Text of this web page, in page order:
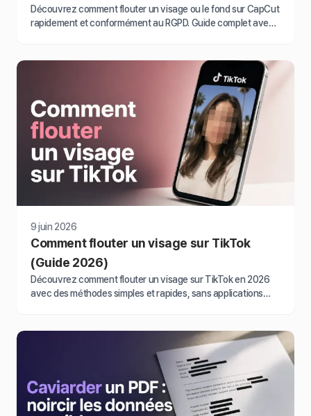
Découvrez comment flouter un visage ou le fond sur CapCut
rapidement et conformément au RGPD. Guide complet avec
9 juin 2026
Comment flouter un visage sur TikTok
(Guide 2026)
Découvrez comment flouter un visage sur TikTok en 2026
avec des méthodes simples et rapides, sans applications